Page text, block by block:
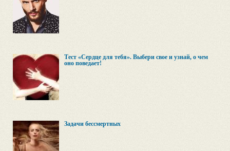
Тест «Сердце для тебя». Выбери свое и узнай, о чем
оно поведает!
Задачи бессмертных